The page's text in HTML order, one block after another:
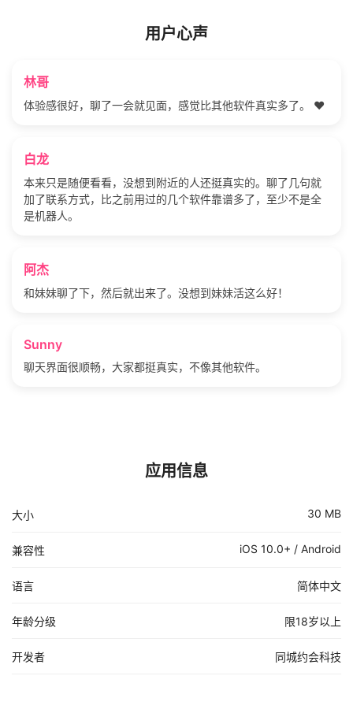
用户心声
林哥
体验感很好，聊了一会就见面，感觉比其他软件真实多了。 ❤️
白龙
本来只是随便看看，没想到附近的人还挺真实的。聊了几句就
加了联系方式，比之前用过的几个软件靠谱多了，至少不是全
是机器人。
阿杰
和妹妹聊了下，然后就出来了。没想到妹妹活这么好！
Sunny
聊天界面很顺畅，大家都挺真实，不像其他软件。
应用信息
大小 30 MB
兼容性 iOS 10.0+ / Android
语言 简体中文
年龄分级 限18岁以上
开发者 同城约会科技